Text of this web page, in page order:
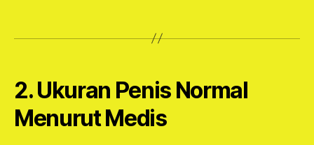
2. Ukuran Penis Normal
Menurut Medis